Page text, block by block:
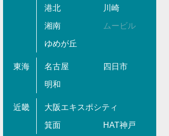
港北 川崎
湘南 ムービル
ゆめが丘
東海 名古屋 四日市
明和
近畿 大阪エキスポシティ
箕面 HAT神戸